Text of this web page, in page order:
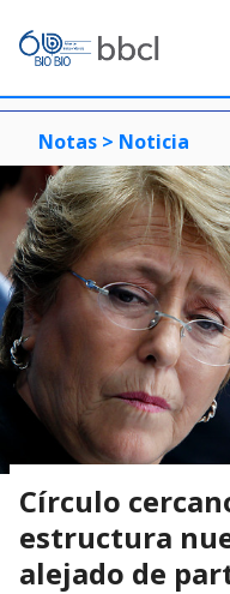
Notas > Noticia
Círculo
estructura
alejado de